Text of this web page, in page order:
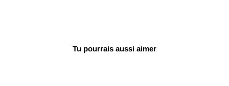
Tu pourrais aussi aimer